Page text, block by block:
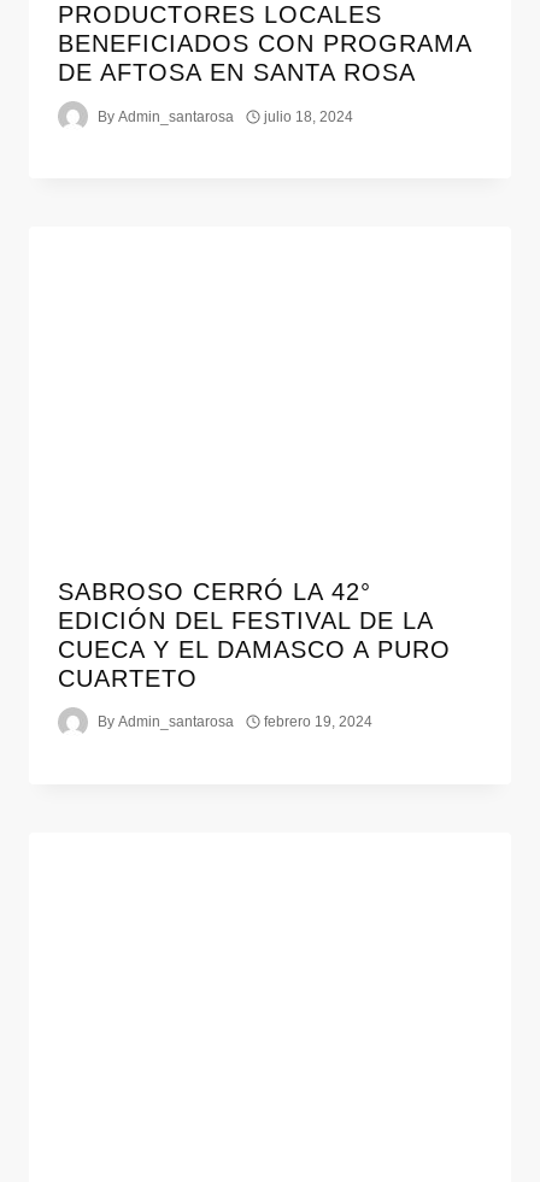
PRODUCTORES LOCALES
BENEFICIADOS CON PROGRAMA
DE AFTOSA EN SANTA ROSA
By Admin_santarosa julio 18, 2024
SABROSO CERRÓ LA 42°
EDICIÓN DEL FESTIVAL DE LA
CUECA Y EL DAMASCO A PURO
CUARTETO
By Admin_santarosa febrero 19, 2024